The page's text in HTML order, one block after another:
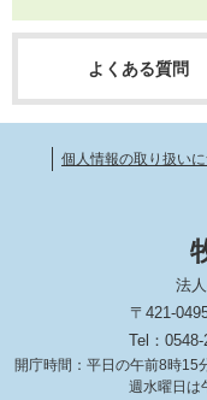
よくある質問
個人情報の取り扱い
法
〒421-
Tel：
開庁時間：平日の午前8時15
週水曜日は